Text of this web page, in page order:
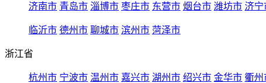
济南市 青岛市 淄博市 枣庄市 东营市 烟台市 潍坊市 济宁
临沂市 德州市 聊城市 滨州市 菏泽市
浙江省
杭州市 宁波市 温州市 嘉兴市 湖州市 绍兴市 金华市 衢州